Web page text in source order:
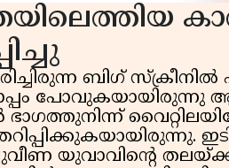
ബിഗ്
പോവുകയായിരുന്നു
യുവാവിൻ്റെ